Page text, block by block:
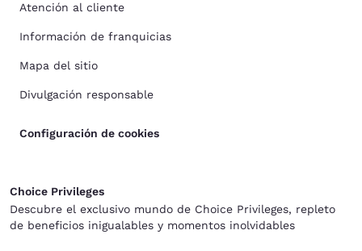
Atención al cliente
Información de franquicias
Mapa del sitio
Divulgación responsable
Configuración de cookies
Choice Privileges
Descubre el exclusivo mundo de Choice Privileges, repleto
de beneficios inigualables y momentos inolvidables